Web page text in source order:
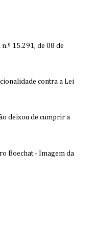
15.291, de 08 de
contra a Lei
deixou de cumprir a
Boechat - Imagem da